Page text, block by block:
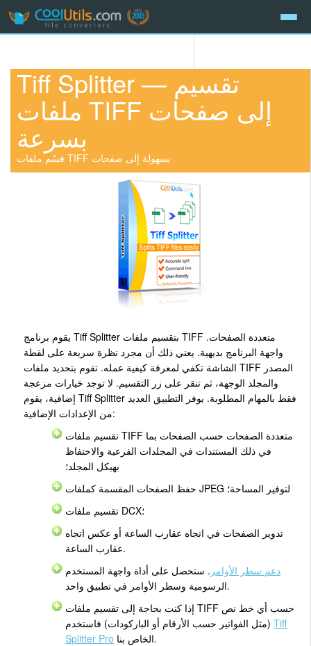
Tiff Splitter — تقسيم
ملفات TIFF إلى صفحات
بسرعة
قسّم ملفات TIFF بسهولة إلى صفحات
يقوم برنامج Tiff Splitter بتقسيم ملفات TIFF متعددة الصفحات.
واجهة البرنامج بديهية. يعني ذلك أن مجرد نظرة سريعة على لقطة
الشاشة تكفي لمعرفة كيفية عمله. تقوم بتحديد ملفات TIFF المصدر
والمجلد الوجهة، ثم تنقر على زر التقسيم. لا توجد خيارات مزعجة
إضافية، يقوم Tiff Splitter فقط بالمهام المطلوبة. يوفر التطبيق العديد
من الإعدادات الإضافية:
تقسيم ملفات TIFF متعددة الصفحات حسب الصفحات بما
في ذلك المستندات في المجلدات الفرعية والاحتفاظ
بهيكل المجلد؛
حفظ الصفحات المقسمة كملفات JPEG لتوفير المساحة؛
تقسيم ملفات DCX؛
تدوير الصفحات في اتجاه عقارب الساعة أو عكس اتجاه
عقارب الساعة.
دعم سطر الأوامر . ستحصل على أداة واجهة المستخدم
الرسومية وسطر الأوامر في تطبيق واحد.
إذا كنت بحاجة إلى تقسيم ملفات TIFF حسب أي خط نص
(مثل الفواتير حسب الأرقام أو الباركودات) فاستخدمTiff
Splitter Pro
الخاص بنا.